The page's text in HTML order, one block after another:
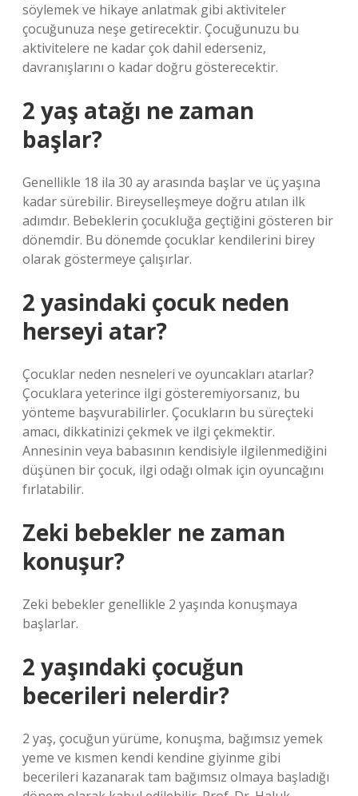
söylemek ve hikaye anlatmak gibi aktiviteler
çocuğunuza neşe getirecektir. Çocuğunuzu bu
aktivitelere ne kadar çok dahil ederseniz,
davranışlarını o kadar doğru gösterecektir.
2 yaş atağı ne zaman
başlar?
Genellikle 18 ila 30 ay arasında başlar ve üç yaşına
kadar sürebilir. Bireyselleşmeye doğru atılan ilk
adımdır. Bebeklerin çocukluğa geçtiğini gösteren bir
dönemdir. Bu dönemde çocuklar kendilerini birey
olarak göstermeye çalışırlar.
2 yasindaki çocuk neden
herseyi atar?
Çocuklar neden nesneleri ve oyuncakları atarlar?
Çocuklara yeterince ilgi gösteremiyorsanız, bu
yönteme başvurabilirler. Çocukların bu süreçteki
amacı, dikkatinizi çekmek ve ilgi çekmektir.
Annesinin veya babasının kendisiyle ilgilenmediğini
düşünen bir çocuk, ilgi odağı olmak için oyuncağını
fırlatabilir.
Zeki bebekler ne zaman
konuşur?
Zeki bebekler genellikle 2 yaşında konuşmaya
başlarlar.
2 yaşındaki çocuğun
becerileri nelerdir?
2 yaş, çocuğun yürüme, konuşma, bağımsız yemek
yeme ve kısmen kendi kendine giyinme gibi
becerileri kazanarak tam bağımsız olmaya başladığı